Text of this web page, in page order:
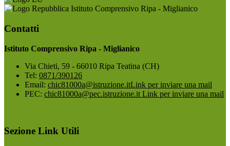
Istituto Comprensivo Ripa - Miglianico
Contatti
Istituto Comprensivo Ripa - Miglianico
Via Chieti, 59 - 66010 Ripa Teatina (CH)
Tel: 0871/390126
Email: chic81000a@istruzione.itLink per inviare una mail
PEC: chic81000a@pec.istruzione.it Link per inviare una mail
Sezione Link Utili